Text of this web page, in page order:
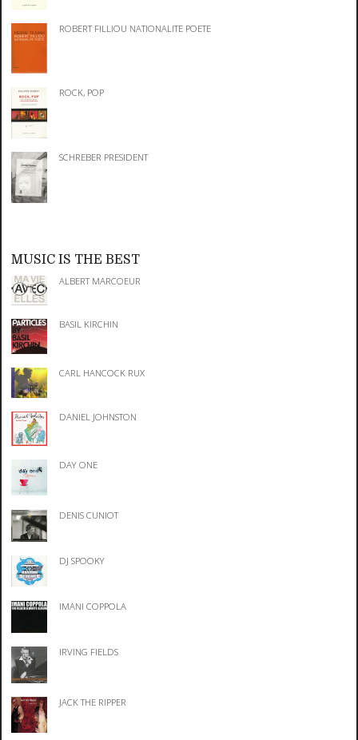
ROBERT FILLIOU NATIONALITE POETE
ROCK, POP
SCHREBER PRESIDENT
MUSIC IS THE BEST
ALBERT MARCOEUR
BASIL KIRCHIN
CARL HANCOCK RUX
DANIEL JOHNSTON
DAY ONE
DENIS CUNIOT
DJ SPOOKY
IMANI COPPOLA
IRVING FIELDS
JACK THE RIPPER